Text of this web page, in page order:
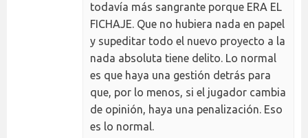
todavía más sangrante porque ERA EL
FICHAJE. Que no hubiera nada en papel
y supeditar todo el nuevo proyecto a la
nada absoluta tiene delito. Lo normal
es que haya una gestión detrás para
que, por lo menos, si el jugador cambia
de opinión, haya una penalización. Eso
es lo normal.